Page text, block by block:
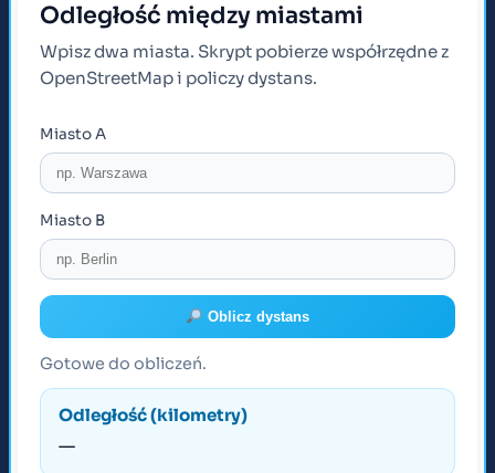
Odległość między miastami
Wpisz dwa miasta. Skrypt pobierze współrzędne z
OpenStreetMap i policzy dystans.
Miasto A
Miasto B
Oblicz dystans
Gotowe do obliczeń.
Odległość (kilometry)
—